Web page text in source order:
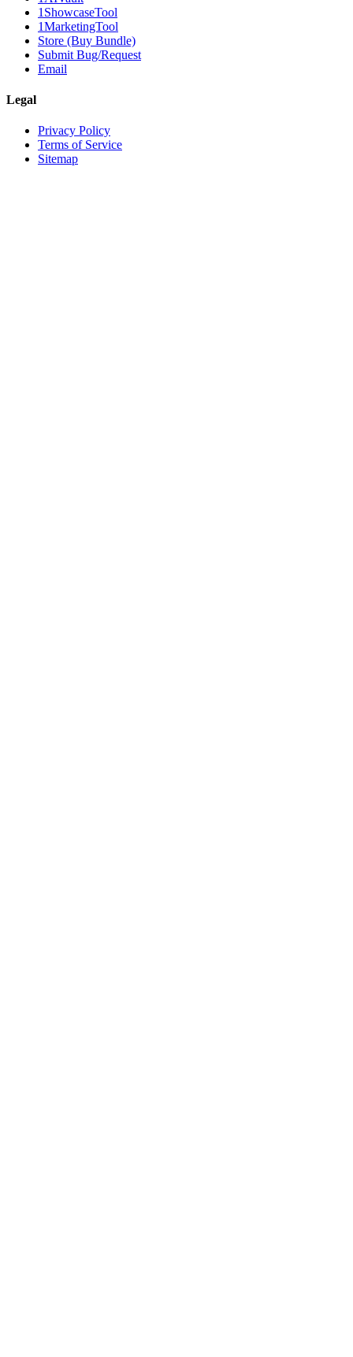
1ShowcaseTool
1MarketingTool
Store (Buy Bundle)
Submit Bug/Request
Email
Legal
Privacy Policy
Terms of Service
Sitemap